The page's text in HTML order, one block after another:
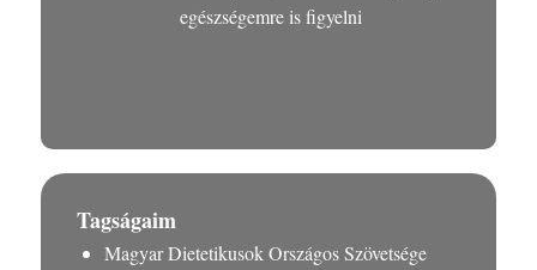
egészségemre is figyelni
Tagságaim
Magyar Dietetikusok Országos Szövetsége